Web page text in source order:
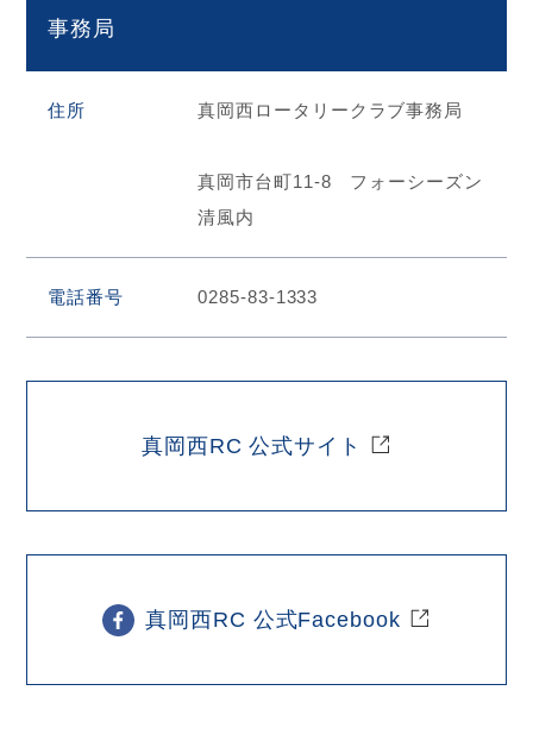
事務局
住所 真岡西ロータリークラブ事務局
真岡市台町11-8 フォーシーズン
清風内
電話番号 0285-83-1333
真岡西RC 公式サイト
真岡西RC 公式Facebook